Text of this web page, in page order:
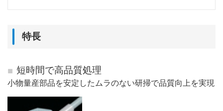
特長
短時間で高品質処理
小物量産部品を安定したムラのない研掃で品質向上を実現